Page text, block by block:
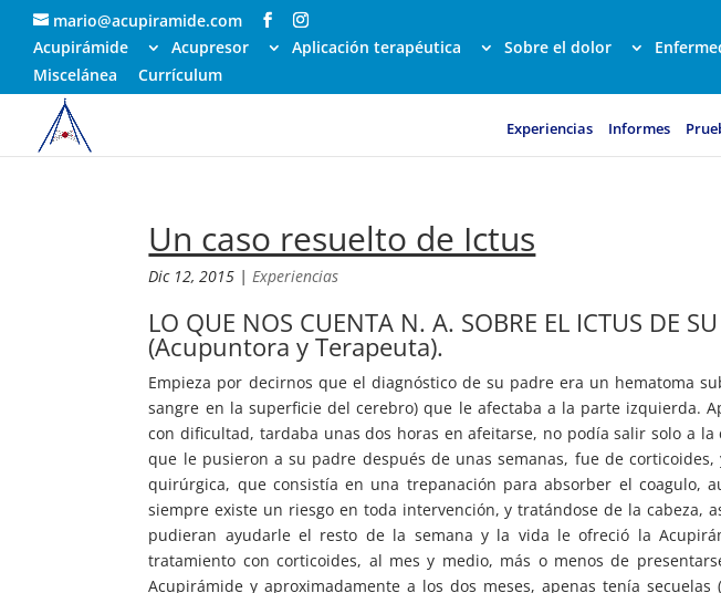
mario@acupiramide.com
Acupirámide
Acupresor Aplicación terapéutica Sobre el dolor
Miscelánea
Currículum
Experiencias Informes
Un caso resuelto de Ictus
Dic 12, 2015 |Experiencias
LO QUE NOS CUENTA N. A. SOBRE EL ICTUS DE
(Acupuntora y Terapeuta).
Empieza por decirnos que el diagnóstico de su padre era un hematoma
sangre en la superficie del cerebro) que le afectaba a la parte izquierda.
con dificultad, tardaba unas dos horas en afeitarse, no podía salir solo a
que le pusieron a su padre después de unas semanas, fue de
quirúrgica, que consistía en una trepanación para absorber el coagulo,
siempre existe un riesgo en toda intervención, y tratándose de la cabeza,
pudieran ayudarle el resto de la semana y la vida le ofreció la
tratamiento con corticoides, al mes y medio, más o menos de
Acupirámide y aproximadamente a los dos meses, apenas tenía secuelas